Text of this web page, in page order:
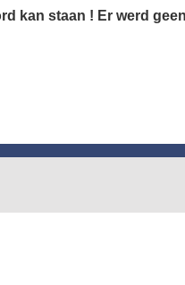
kan staan ! Er werd